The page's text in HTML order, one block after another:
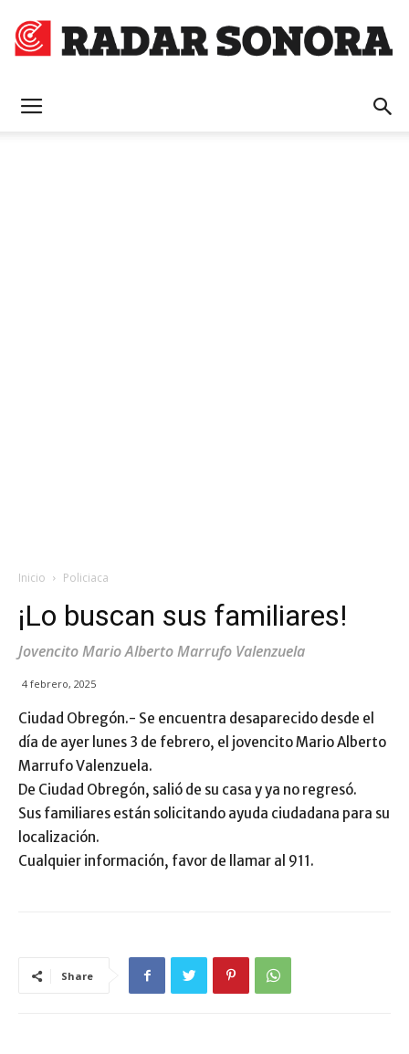
Inicio Policiaca
¡Lo buscan sus familiares!
Jovencito Mario Alberto Marrufo Valenzuela
4 febrero, 2025
Ciudad Obregón.- Se encuentra desaparecido desde el
día de ayer lunes 3 de febrero, el jovencito Mario Alberto
Marrufo Valenzuela.
De Ciudad Obregón, salió de su casa y ya no regresó.
Sus familiares están solicitando ayuda ciudadana para su
localización.
Cualquier información, favor de llamar al 911.
Share